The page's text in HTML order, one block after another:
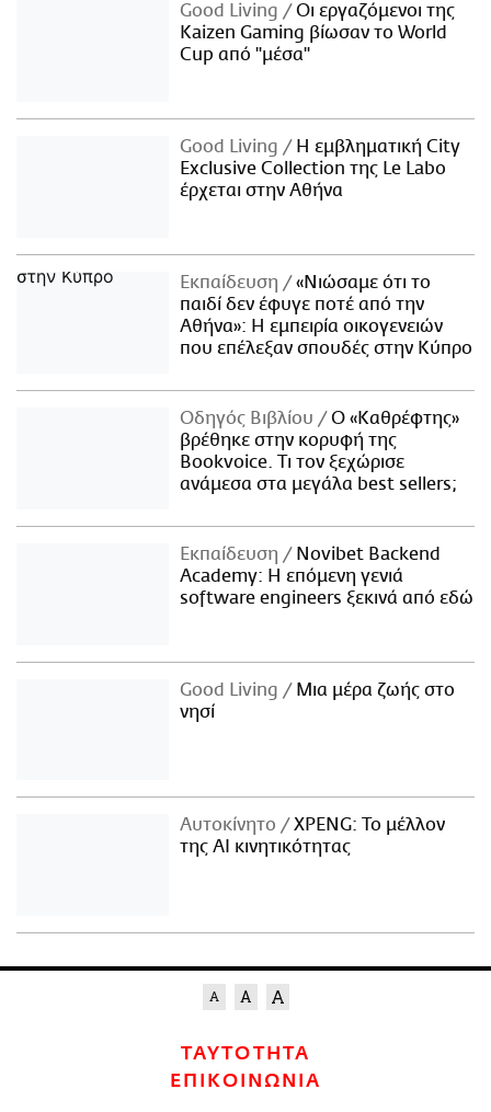
Good Living
Οι εργαζόμενοι της
Kaizen Gaming βίωσαν το World
Cup από "μέσα"
Good Living
Η εμβληματική City
Exclusive Collection της Le Labo
έρχεται στην Αθήνα
Εκπαίδευση
«Νιώσαμε ότι το
παιδί δεν έφυγε ποτέ από την
Αθήνα»: Η εμπειρία οικογενειών
που επέλεξαν σπουδές στην Κύπρο
Οδηγός Βιβλίου
Ο «Καθρέφτης»
βρέθηκε στην κορυφή της
Bookvoice. Τι τον ξεχώρισε
ανάμεσα στα μεγάλα best sellers;
Εκπαίδευση
Novibet Backend
Academy: Η επόμενη γενιά
software engineers ξεκινά από εδώ
Good Living
Μια μέρα ζωής στο
νησί
Αυτοκίνητο
XPENG: Το μέλλον
της AI κινητικότητας
ΤΑΥΤΟΤΗΤΑ
ΕΠΙΚΟΙΝΩΝΙΑ